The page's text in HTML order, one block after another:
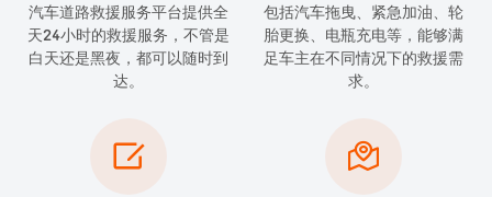
汽车道路救援服务平台提供全
天24小时的救援服务，不管是
白天还是黑夜，都可以随时到
达。
包括汽车拖曳、紧急加油、轮
胎更换、电瓶充电等，能够满
足车主在不同情况下的救援需
求。
 